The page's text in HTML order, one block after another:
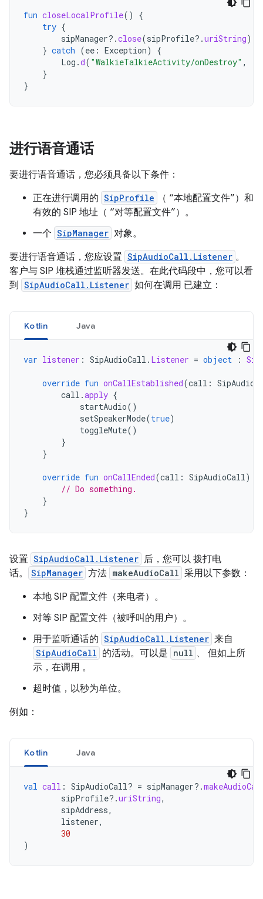
fun closeLocalProfile()
{
try {
sipManager?.close(sipProfile?.uriString)
} catch (ee : Exception)
{
Log .d( "WalkieTalkieActivity/onDestroy" ,
}
}
进行语音通话
要进行语音通话，您必须具备以下条件：
正在进行调用的 SipProfile
（ “本地配置文件”）和
有效的 SIP 地址（ “对等配置文件”）。
一个 SipManager 对象。
要进行语音通话，您应设置 SipAudioCall.Listener 。
客户与 SIP 堆栈通过监听器发送。在此代码段中，您可以看
到 SipAudioCall.Listener 如何在调用 已建立：
Kotlin Java
var listener : SipAudioCall . Listener = object :
override fun onCallEstablished(call :
call .apply {
startAudio()
setSpeakerMode(true)
toggleMute()
}
}
override fun onCallEnded(call : SipAudioCall)
// Do something.
}
}
设置 SipAudioCall.Listener 后，您可以 拨打电
话。
SipManager 方法 makeAudioCall 采用以下参数：
本地 SIP 配置文件（来电者）。
对等 SIP 配置文件（被呼叫的用户）。
用于监听通话的 SipAudioCall.Listener 来自
SipAudioCall 的活动。可以是 null 、 但如上所
示，在调用 。
超时值，以秒为单位。
例如：
Kotlin Java
val call : SipAudioCall? = sipManager?.
sipProfile?.uriString,
sipAddress,
listener,
30
)